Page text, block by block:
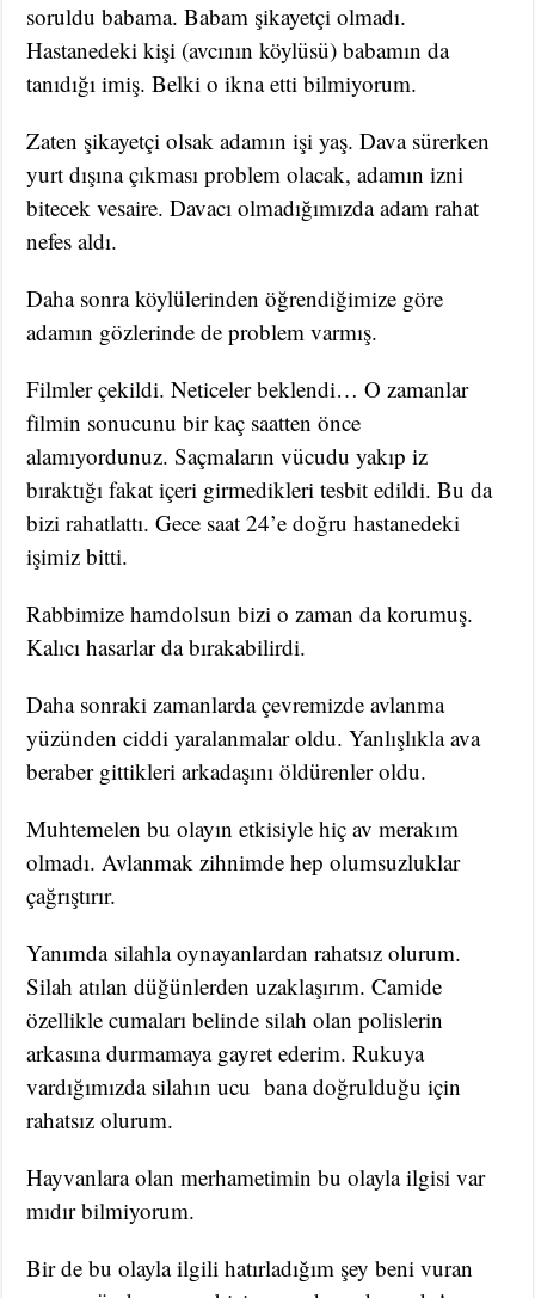
soruldu babama. Babam şikayetçi olmadı.
Hastanedeki kişi (avcının köylüsü) babamın da
tanıdığı imiş. Belki o ikna etti bilmiyorum.
Zaten şikayetçi olsak adamın işi yaş. Dava sürerken
yurt dışına çıkması problem olacak, adamın izni
bitecek vesaire. Davacı olmadığımızda adam rahat
nefes aldı.
Daha sonra köylülerinden öğrendiğimize göre
adamın gözlerinde de problem varmış.
Filmler çekildi. Neticeler beklendi… O zamanlar
filmin sonucunu bir kaç saatten önce
alamıyordunuz. Saçmaların vücudu yakıp iz
bıraktığı fakat içeri girmedikleri tesbit edildi. Bu da
bizi rahatlattı. Gece saat 24’e doğru hastanedeki
işimiz bitti.
Rabbimize hamdolsun bizi o zaman da korumuş.
Kalıcı hasarlar da bırakabilirdi.
Daha sonraki zamanlarda çevremizde avlanma
yüzünden ciddi yaralanmalar oldu. Yanlışlıkla ava
beraber gittikleri arkadaşını öldürenler oldu.
Muhtemelen bu olayın etkisiyle hiç av merakım
olmadı. Avlanmak zihnimde hep olumsuzluklar
çağrıştırır.
Yanımda silahla oynayanlardan rahatsız olurum.
Silah atılan düğünlerden uzaklaşırım. Camide
özellikle cumaları belinde silah olan polislerin
arkasına durmamaya gayret ederim. Rukuya
vardığımızda silahın ucu bana doğrulduğu için
rahatsız olurum.
Hayvanlara olan merhametimin bu olayla ilgisi var
mıdır bilmiyorum.
Bir de bu olayla ilgili hatırladığım şey beni vuran